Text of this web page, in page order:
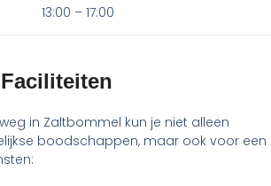
13:00 – 17:00
in Zaltbommel kun je niet alleen
boodschappen, maar ook voor een